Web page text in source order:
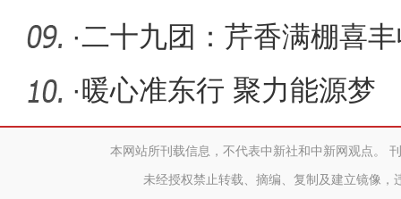
老助老先
·二十九团：芹香满棚喜
·暖心准东行 聚力能源梦
本网站所刊载信息，不代表中新社和中新网观点。
未经授权禁止转载、摘编、复制及建立镜像，